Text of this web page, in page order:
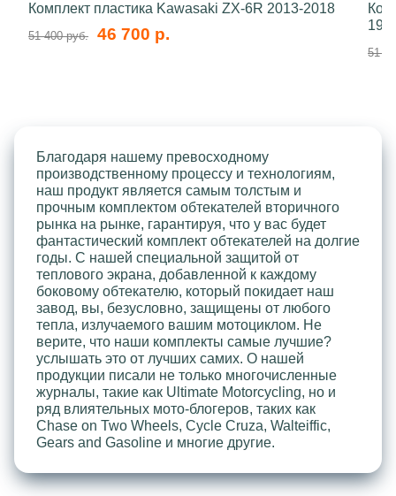
Комплект пластика Kawasaki ZX-6R 2013-2018
51 400 руб. 46 700 р.
51
Благодаря нашему превосходному
производственному процессу и технологиям,
наш продукт является самым толстым и
прочным комплектом обтекателей вторичного
рынка на рынке, гарантируя, что у вас будет
фантастический комплект обтекателей на долгие
годы. С нашей специальной защитой от
теплового экрана, добавленной к каждому
боковому обтекателю, который покидает наш
завод, вы, безусловно, защищены от любого
тепла, излучаемого вашим мотоциклом. Не
верите, что наши комплекты самые лучшие?
услышать это от лучших самих. О нашей
продукции писали не только многочисленные
журналы, такие как Ultimate Motorcycling, но и
ряд влиятельных мото-блогеров, таких как
Chase on Two Wheels, Cycle Cruza, Walteiffic,
Gears and Gasoline и многие другие.